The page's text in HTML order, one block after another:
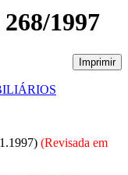
1997
Imprimir
(Revisada em